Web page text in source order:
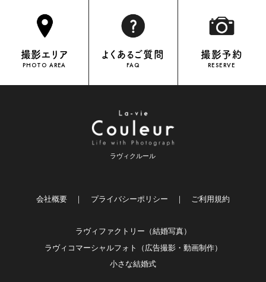
撮影エリア
PHOTO AREA
よくあるご質問
FAQ
撮影予約
RESERVE
ラヴィクルール
会社概要 ｜ プライバシーポリシー ｜ ご利用規約
ラヴィファクトリー（結婚写真）
ラヴィコマーシャルフォト（広告撮影・動画制作）
小さな結婚式